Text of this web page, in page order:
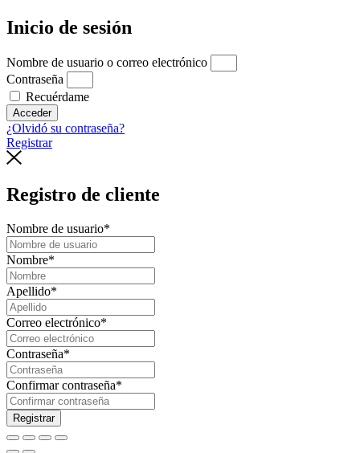
Inicio de sesión
Nombre de usuario o correo electrónico
Contraseña
Recuérdame
Acceder
¿Olvidó su contraseña?
Registrar
Registro de cliente
Nombre de usuario*
Nombre*
Apellido*
Correo electrónico*
Contraseña*
Confirmar contraseña*
Registrar